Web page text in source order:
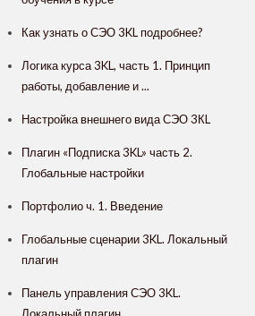
Как узнать о СЭО 3KL подробнее?
Логика курса 3KL, часть 1. Принцип
работы, добавление и ...
Настройка внешнего вида СЭО 3КL
Плагин «Подписка 3KL» часть 2.
Глобальные настройки
Портфолио ч. 1. Введение
Глобальные сценарии 3KL. Локальный
плагин
Панель управления СЭО 3KL.